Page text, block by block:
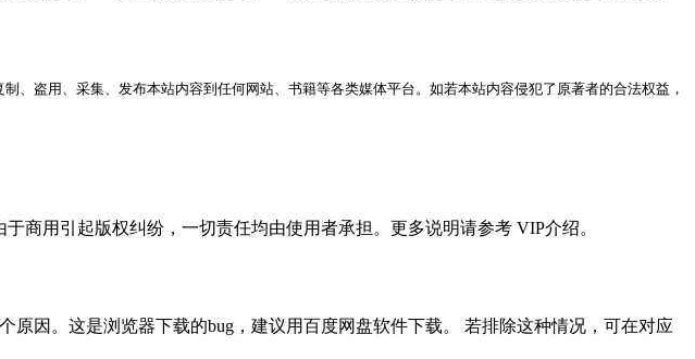
盗用、采集、发布本站内容到任何网站、书籍等各类媒体平台。如若本站内容侵犯了原著者的合法权益，
商用引起版权纠纷，一切责任均由使用者承担。更多说明请参考 VIP介绍。
因。这是浏览器下载的bug，建议用百度网盘软件下载。 若排除这种情况，可在对应